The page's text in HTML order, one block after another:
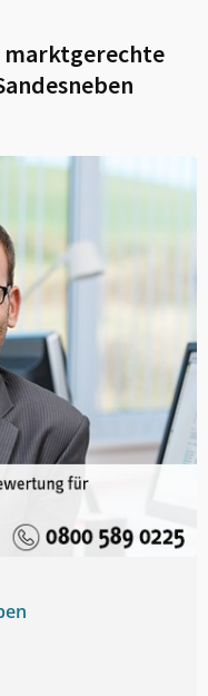
marktgerechte